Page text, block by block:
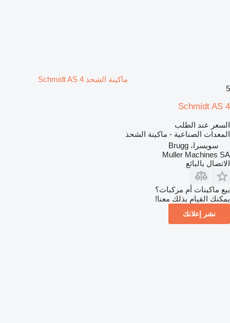
ماكينة الشحذ Schmidt AS 4
5
Schmidt AS 4
السعر عند الطلب
المعدات الصناعية - ماكينة الشحذ
سويسرا، Brugg
Muller Machines SA
الاتصال بالبائع
بيع ماكينات أم مركبات؟
يمكنك القيام بذلك معنا!
نشر إعلانك